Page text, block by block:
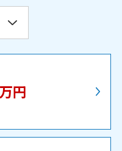
円